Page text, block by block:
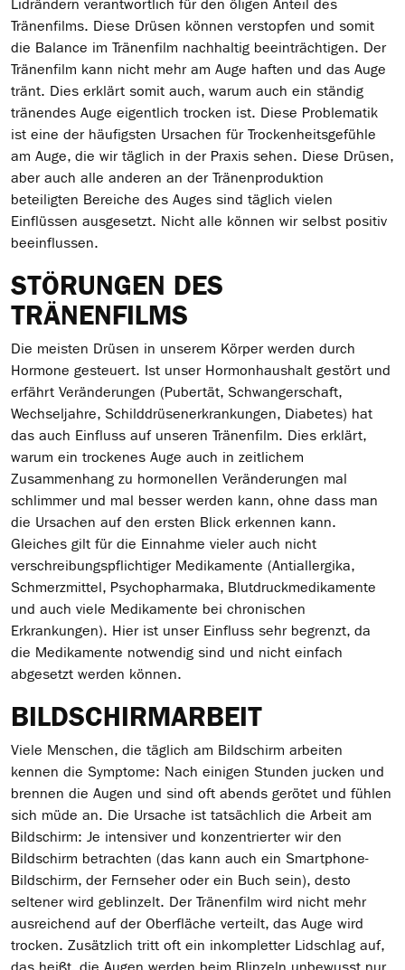
Lidrändern verantwortlich für den öligen Anteil des
Tränenfilms. Diese Drüsen können verstopfen und somit
die Balance im Tränenfilm nachhaltig beeinträchtigen. Der
Tränenfilm kann nicht mehr am Auge haften und das Auge
tränt. Dies erklärt somit auch, warum auch ein ständig
tränendes Auge eigentlich trocken ist. Diese Problematik
ist eine der häufigsten Ursachen für Trockenheitsgefühle
am Auge, die wir täglich in der Praxis sehen. Diese Drüsen,
aber auch alle anderen an der Tränenproduktion
beteiligten Bereiche des Auges sind täglich vielen
Einflüssen ausgesetzt. Nicht alle können wir selbst positiv
beeinflussen.
STÖRUNGEN DES
TRÄNENFILMS
Die meisten Drüsen in unserem Körper werden durch
Hormone gesteuert. Ist unser Hormonhaushalt gestört und
erfährt Veränderungen (Pubertät, Schwangerschaft,
Wechseljahre, Schilddrüsenerkrankungen, Diabetes) hat
das auch Einfluss auf unseren Tränenfilm. Dies erklärt,
warum ein trockenes Auge auch in zeitlichem
Zusammenhang zu hormonellen Veränderungen mal
schlimmer und mal besser werden kann, ohne dass man
die Ursachen auf den ersten Blick erkennen kann.
Gleiches gilt für die Einnahme vieler auch nicht
verschreibungspflichtiger Medikamente (Antiallergika,
Schmerzmittel, Psychopharmaka, Blutdruckmedikamente
und auch viele Medikamente bei chronischen
Erkrankungen). Hier ist unser Einfluss sehr begrenzt, da
die Medikamente notwendig sind und nicht einfach
abgesetzt werden können.
BILDSCHIRMARBEIT
Viele Menschen, die täglich am Bildschirm arbeiten
kennen die Symptome: Nach einigen Stunden jucken und
brennen die Augen und sind oft abends gerötet und fühlen
sich müde an. Die Ursache ist tatsächlich die Arbeit am
Bildschirm: Je intensiver und konzentrierter wir den
Bildschirm betrachten (das kann auch ein Smartphone-
Bildschirm, der Fernseher oder ein Buch sein), desto
seltener wird geblinzelt. Der Tränenfilm wird nicht mehr
ausreichend auf der Oberfläche verteilt, das Auge wird
trocken. Zusätzlich tritt oft ein inkompletter Lidschlag auf,